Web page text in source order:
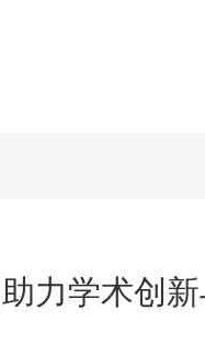
力学术创